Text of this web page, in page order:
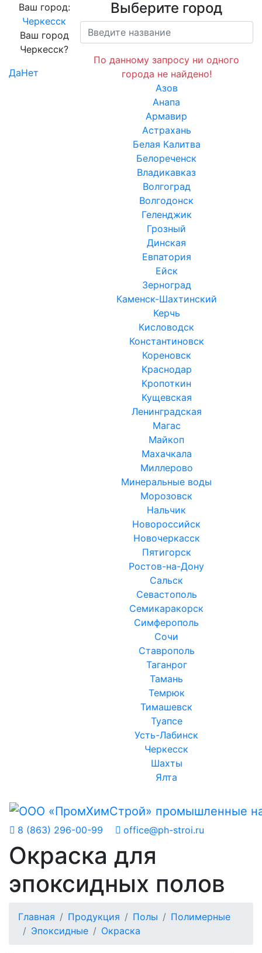
Ваш город:
Черкесск
Ваш город
Черкесск?
ДаНет
Выберите город
По данному запросу ни одного
города не найдено!
Азов
Анапа
Армавир
Астрахань
Белая Калитва
Белореченск
Владикавказ
Волгоград
Волгодонск
Геленджик
Грозный
Динская
Евпатория
Ейск
Зерноград
Каменск-Шахтинский
Керчь
Кисловодск
Константиновск
Кореновск
Краснодар
Кропоткин
Кущевская
Ленинградская
Магас
Майкоп
Махачкала
Миллерово
Минеральные воды
Морозовск
Нальчик
Новороссийск
Новочеркасск
Пятигорск
Ростов-на-Дону
Сальск
Севастополь
Семикаракорск
Симферополь
Сочи
Ставрополь
Таганрог
Тамань
Темрюк
Тимашевск
Туапсе
Усть-Лабинск
Черкесск
Шахты
Ялта
8 (863) 296-00-99 office@ph-stroi.ru
Окраска для
эпоксидных полов
Главная Продукция Полы
Полимерные
Эпоксидные
Окраска